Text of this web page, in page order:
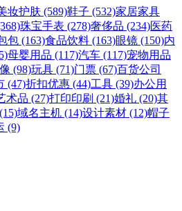
妆护肤 (589)鞋子 (532)家居家具
珠宝手表 (278)奢侈品 (234)医药
包 (163)食品饮料 (163)眼镜 (150)内
母婴用品 (117)汽车 (117)宠物用品
(98)玩具 (71)门票 (67)百货公司
(47)折扣优惠 (44)工具 (39)办公用
术品 (27)打印印刷 (21)婚礼 (20)其
域名主机 (14)设计素材 (12)帽子
(9)